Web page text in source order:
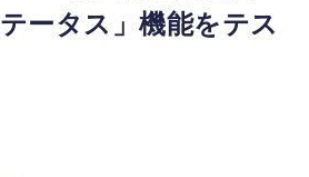
ータス」機能をテス